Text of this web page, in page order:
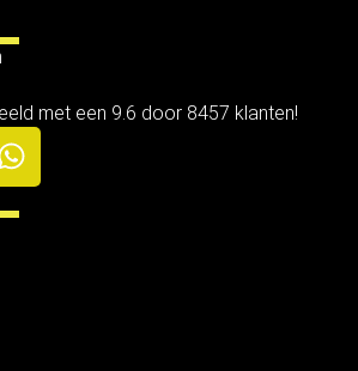
met een 9.6 door 8457 klanten!